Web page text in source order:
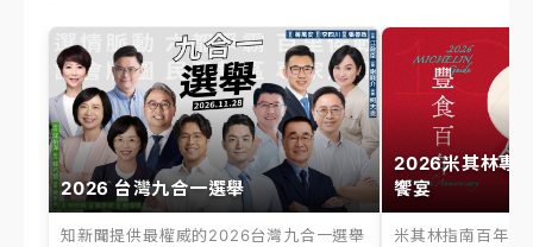
2026 台灣九合一選舉
知新聞提供最權威的2026台灣九合一選舉
2026米其林專
饗宴
米其林指南百年之